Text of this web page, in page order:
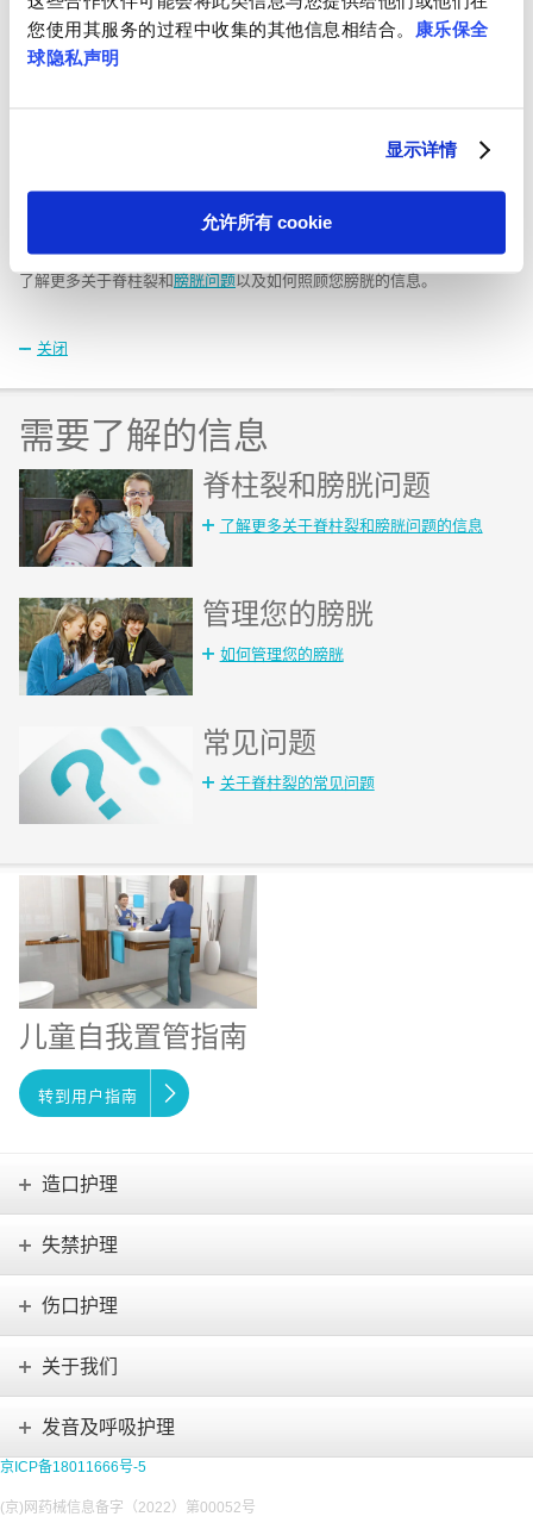
您使用其服务的过程中收集的其他信息相结合。
康乐保全
球隐私声明
显示详情
允许所有 cookie
神经与髓膜（包裹中
枢神经系统的膜）和
脑脊髓液一起通过脊
失能程度相关，但膀
胱和肠道问题是可能
脊髓可能陷入受影响
区域的椎骨之间。 一
计划，先天性脊柱裂儿童患者数不断下降。
了解更多关于脊柱裂和膀胱问题以及如何照顾您膀胱的信息。
关闭
需要了解的信息
脊柱裂和膀胱问题
了解更多关于脊柱裂和膀胱问题的信息
管理您的膀胱
如何管理您的膀胱
常见问题
关于脊柱裂的常见问题
儿童自我置管指南
转到用户指南
造口护理
失禁护理
伤口护理
关于我们
发音及呼吸护理
京ICP备18011666号-5
(京)网药械信息备字（2022）第00052号